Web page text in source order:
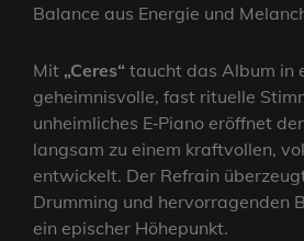
Balance aus Energie und
Mit „Ceres“ taucht das Album in
geheimnisvolle, fast rituelle
unheimliches E‑Piano eröffnet
langsam zu einem kraftvollen,
entwickelt. Der Refrain
Drumming und hervorragenden
ein epischer Höhepunkt.